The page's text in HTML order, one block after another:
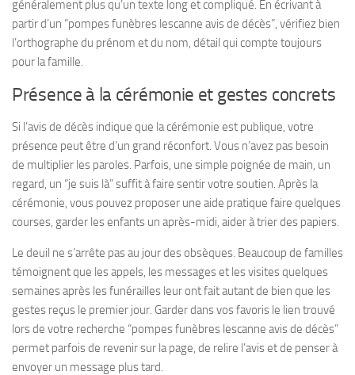
généralement plus qu’un texte long et compliqué. En écrivant à
partir d’un “pompes funèbres lescanne avis de décès”, vérifiez bien
l’orthographe du prénom et du nom, détail qui compte toujours
pour la famille.
Présence à la cérémonie et gestes concrets
Si l’avis de décès indique que la cérémonie est publique, votre
présence peut être d’un grand réconfort. Vous n’avez pas besoin
de multiplier les paroles. Parfois, une simple poignée de main, un
regard, un “je suis là” suffit à faire sentir votre soutien. Après la
cérémonie, vous pouvez proposer une aide pratique faire quelques
courses, garder les enfants un après-midi, aider à trier des papiers.
Le deuil ne s’arrête pas au jour des obsèques. Beaucoup de familles
témoignent que les appels, les messages et les visites quelques
semaines après les funérailles leur ont fait autant de bien que les
gestes reçus le premier jour. Garder dans vos favoris le lien trouvé
lors de votre recherche “pompes funèbres lescanne avis de décès”
permet parfois de revenir sur la page, de relire l’avis et de penser à
envoyer un message plus tard.